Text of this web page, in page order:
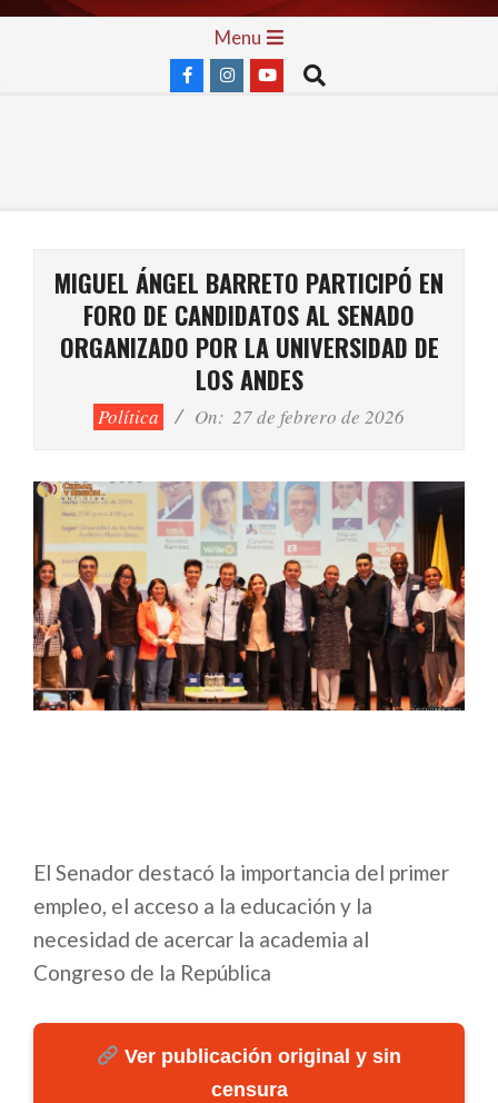
Skip
Menu
Search
MIGUEL ÁNGEL BARRETO PARTICIPÓ EN
FORO DE CANDIDATOS AL SENADO
ORGANIZADO POR LA UNIVERSIDAD DE
LOS ANDES
Política On: 27 de febrero de 2026
El Senador destacó la importancia del primer
empleo, el acceso a la educación y la
necesidad de acercar la academia al
Congreso de la República
Ver publicación original y sin
censura